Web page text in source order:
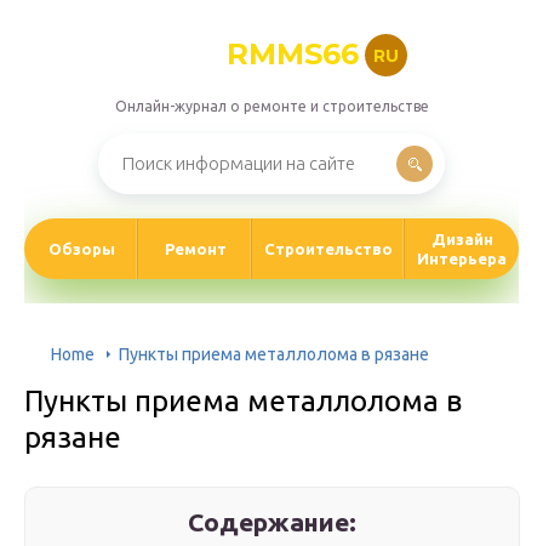
RMMS66 RU
Онлайн-журнал о ремонте и строительстве
Обзоры Ремонт Строительство
Дизайн
Интерьера
Home Пункты приема металлолома в рязане
Пункты приема металлолома в
рязане
Содержание: